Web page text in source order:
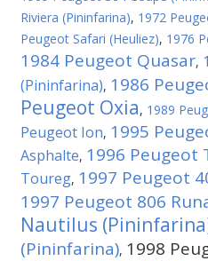
Riviera (Pininfarina), 1972
Peugeot Safari (Heuliez), 1976
1984 Peugeot Quasar,
(Pininfarina), 1986
Peugeot Oxia, 1989
Peugeot Ion, 1995
Asphalte, 1996 Peugeot
Toureg, 1997 Peugeot
1997 Peugeot 806
Nautilus
(Pininfarina), 1998